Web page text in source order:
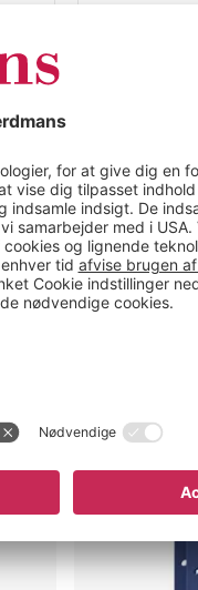
Aleyna,
Armida